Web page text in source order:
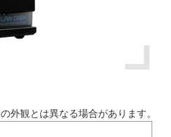
外観とは異なる場合があります。